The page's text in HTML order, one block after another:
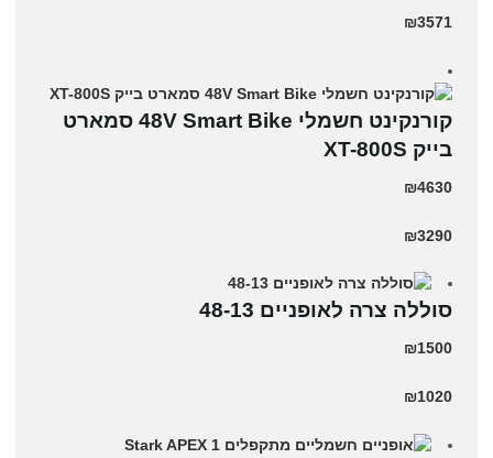
₪3571
קורנקינט חשמלי 48V Smart Bike סמארט
בייק XT-800S
₪4630
₪3290
סוללה צרה לאופניים 48-13
₪1500
₪1020